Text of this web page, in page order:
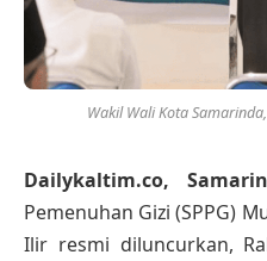
Wakil Wali Kota
Dailykaltim.co,
Pemenuhan Gizi (SPPG)
Ilir resmi diluncurkan,